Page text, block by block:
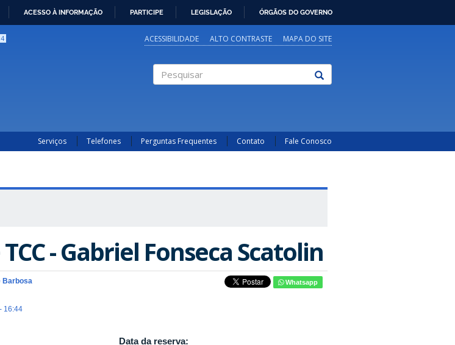
ACESSO À INFORMAÇÃO PARTICIPE LEGISLAÇÃO ÓRGÃOS DO GOVERNO
4 ACESSIBILIDADE ALTO CONTRASTE MAPA DO SITE
Serviços Telefones Perguntas Frequentes Contato Fale Conosco
- Gabriel Fonseca Scatolin
Barbosa
16:44
Whatsapp
Data da reserva: